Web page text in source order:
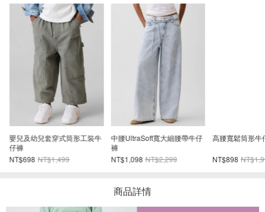
寬大細腰帶牛仔
NT$2,299
高腰寬鬆筒形牛仔褲
NT$1,999
嬰兒牛仔套裝
NT$1,499
商品詳情